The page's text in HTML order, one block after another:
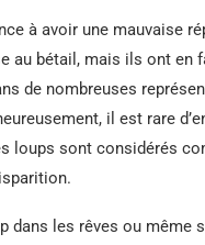
à avoir une mauvaise
au bétail, mais ils ont en
de nombreuses
il est rare
loups sont considérés
dans les rêves ou même